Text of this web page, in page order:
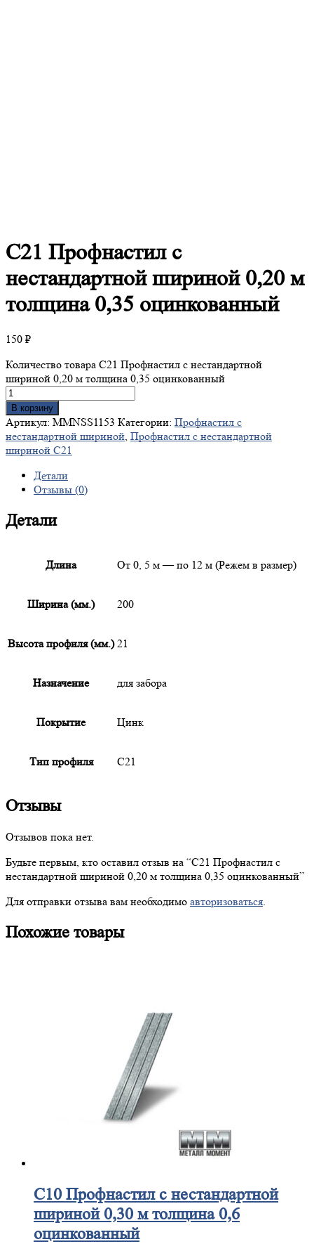
С21 Профнастил с
нестандартной шириной 0,20 м
толщина 0,35 оцинкованный
150 ₽
Количество товара С21 Профнастил с нестандартной
шириной 0,20 м толщина 0,35 оцинкованный
В корзину
Артикул: MMNSS1153 Категории: Профнастил с
нестандартной шириной, Профнастил с нестандартной
шириной С21
Детали
Отзывы (0)
Детали
Длина От 0, 5 м — по 12 м (Режем в размер)
Ширина (мм.) 200
Высота профиля (мм.) 21
Назначение для забора
Покрытие Цинк
Тип профиля С21
Отзывы
Отзывов пока нет.
Будьте первым, кто оставил отзыв на “С21 Профнастил с
нестандартной шириной 0,20 м толщина 0,35 оцинкованный”
Для отправки отзыва вам необходимо авторизоваться.
Похожие товары
С10Профнастил с нестандартной
шириной 0,30 м толщина 0,6
оцинкованный